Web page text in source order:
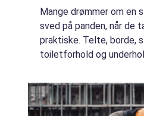
Mange drømmer om en
sved på panden, når de
praktiske. Telte, borde,
toiletforhold og
festudlejning i